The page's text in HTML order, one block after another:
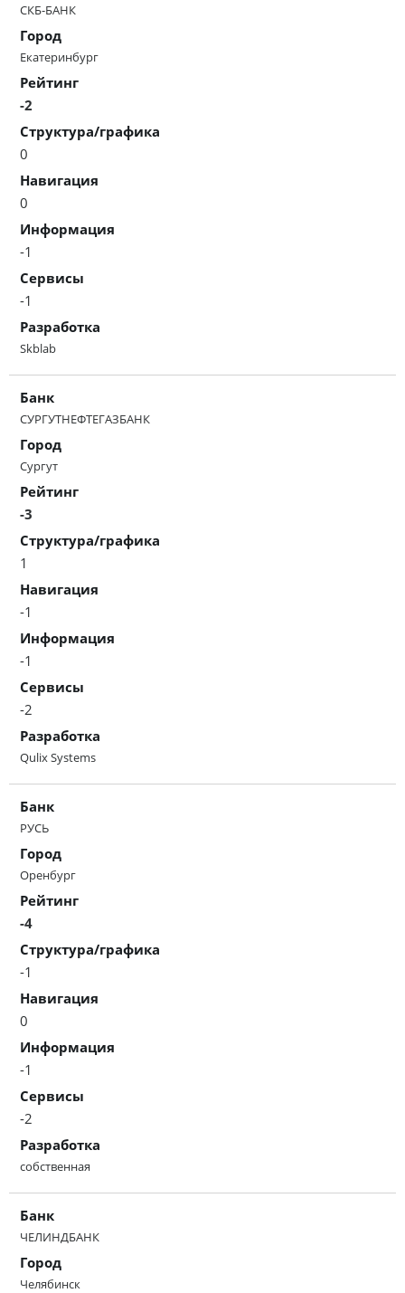
СКБ-БАНК
Город
Екатеринбург
Рейтинг
-2
Структура/графика
0
Навигация
0
Информация
-1
Сервисы
-1
Разработка
Skblab
Банк
СУРГУТНЕФТЕГАЗБАНК
Город
Сургут
Рейтинг
-3
Структура/графика
1
Навигация
-1
Информация
-1
Сервисы
-2
Разработка
Qulix Systems
Банк
РУСЬ
Город
Оренбург
Рейтинг
-4
Структура/графика
-1
Навигация
0
Информация
-1
Сервисы
-2
Разработка
собственная
Банк
ЧЕЛИНДБАНК
Город
Челябинск